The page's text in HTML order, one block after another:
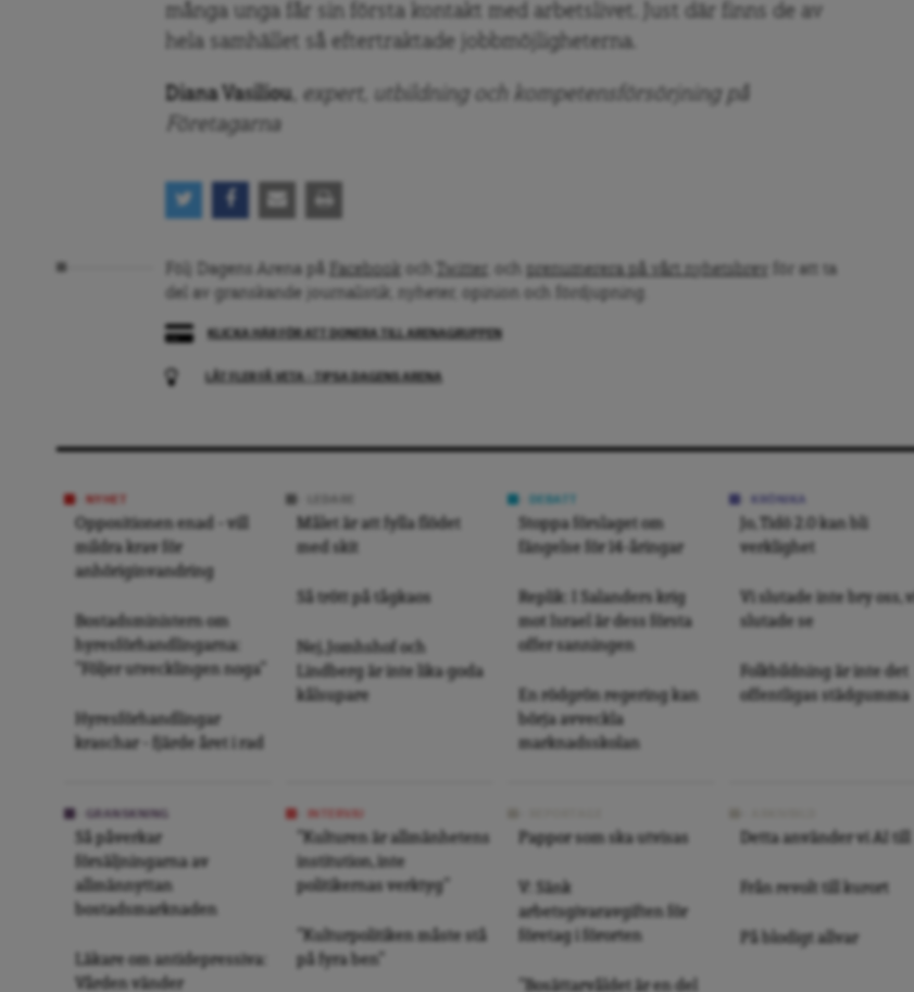
många unga får sin första kontakt med arbetslivet. Just där finns de av
hela samhället så eftertraktade jobbmöjligheterna.
Diana Vasiliou expert, utbildning och kompetensförsörjning på
Företagarna
Följ Dagens Arena på Facebook Twitter prenumerera på vårt nyhetsbrev
för att ta
del av granskande journalistik, nyheter, opinion och fördjupning.
LÅT FLER FÅ VETA – TIPSA DAGENS ARENA
NYHET
Oppositionen enad – vill
mildra krav för
anhöriginvandring
Bostadsministern om
hyresförhandlingarna:
”Följer utvecklingen noga”
Hyresförhandlingar
kraschar – fjärde året i rad
Målet är att fylla flödet
med skit
Så trött på tågkaos
Nej, Jomhshof och
Lindberg är inte lika goda
kålsupare
Stoppa förslaget om
fängelse för 14-åringar
Replik: I Salanders krig
mot Israel är dess första
offer sanningen
En rödgrön regering kan
börja avveckla
marknadsskolan
Jo, Tidö 2.0 kan bli
verklighet
Vi slutade inte bry oss, vi
slutade se
Folkbildning är inte det
offentligas städgumma
Så påverkar
försäljningarna av
allmännyttan
bostadsmarknaden
Läkare om antidepressiva:
Vården vänder
”Kulturen är allmänhetens
institution, inte
politikernas verktyg”
”Kulturpolitiken måste stå
på fyra ben”
Pappor som ska utvisas
V: Sänk
arbetsgivaravgiften för
företag i förorten
”Bosättarvåldet är en del
Detta använder vi AI till
Från revolt till kurort
På blodigt allvar